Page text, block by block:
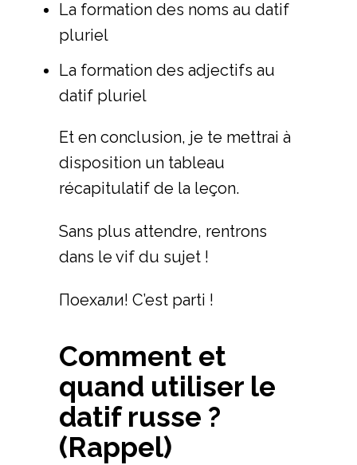
La formation des noms au datif
pluriel
La formation des adjectifs au
datif pluriel
Et en conclusion, je te mettrai à
disposition un tableau
récapitulatif de la leçon.
Sans plus attendre, rentrons
dans le vif du sujet !
Поехали! C’est parti !
Comment et
quand utiliser le
datif russe ?
(Rappel)